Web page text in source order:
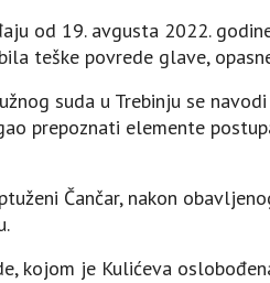
od 19. avgusta 2022.
teške povrede glave,
suda u Trebinju se
prepoznati elemente
Čančar, nakon
kojom je Kulićeva